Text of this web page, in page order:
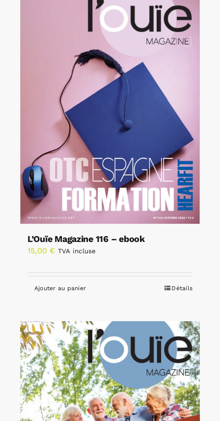
L’Ouïe Magazine 116 – ebook
15,00 € TVA incluse
Ajouter au panier Détails